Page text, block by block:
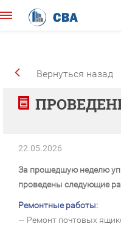
Вернуться назад
22.05.2026
За прошедшую неделю
проведены следующие
Ремонтные работы:
— Ремонт почтовых